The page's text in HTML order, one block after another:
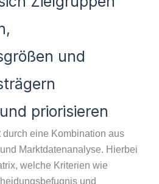
und
priorisieren
eine Kombination aus
Marktdatenanalyse. Hierbei
welche Kriterien wie
und